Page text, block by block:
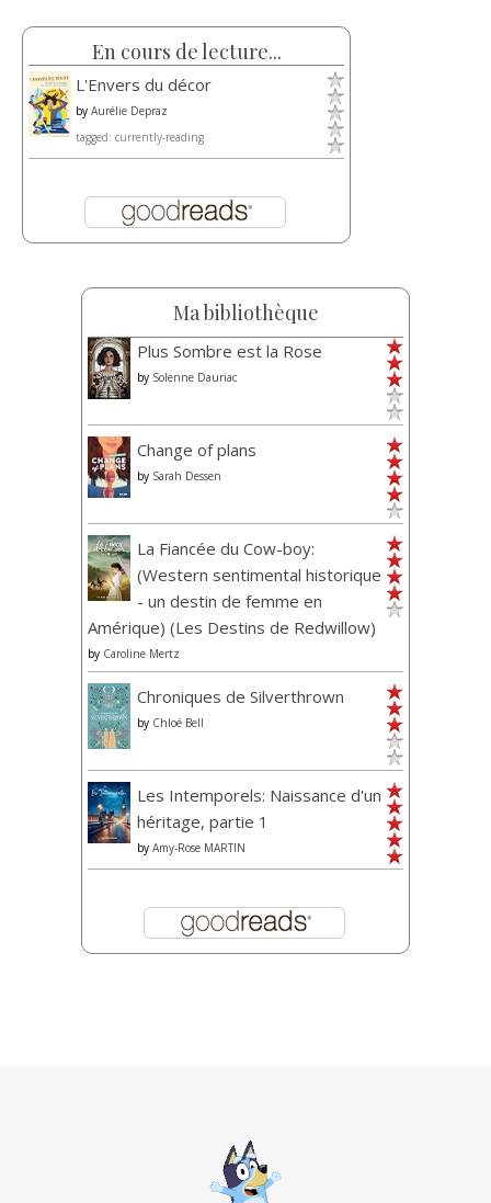
En cours de lecture...
L'Envers du décor
by Aurélie Depraz
tagged: currently-reading
Ma bibliothèque
Plus Sombre est la Rose
by Solenne Dauriac
Change of plans
by Sarah Dessen
La Fiancée du Cow-boy:
(Western sentimental historique
- un destin de femme en
Amérique) (Les Destins de Redwillow)
by Caroline Mertz
Chroniques de Silverthrown
by Chloé Bell
Les Intemporels: Naissance d'un
héritage, partie 1
by Amy-Rose MARTIN